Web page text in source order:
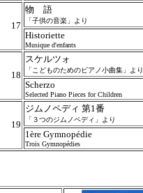
17
物 語
「子供の音楽」より
Historiette
Musique d'enfants
18
スケルツォ
「こどものためのピアノ小曲集」より
Scherzo
Selected Piano Pieces for Children
19
ジムノペディ 第1番
「３つのジムノペディ」より
1ère Gymnopédie
Trois Gymnopédies